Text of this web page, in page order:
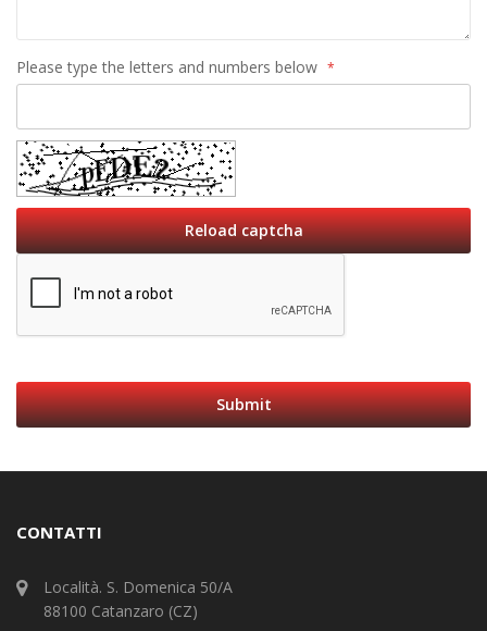
Please type the letters and numbers below
Reload captcha
Submit
CONTATTI
Località. S. Domenica 50/A
88100 Catanzaro (CZ)